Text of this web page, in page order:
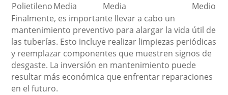
PolietilenoMedia Media
Medio
Finalmente, es importante llevar a cabo un
mantenimiento preventivo para alargar la vida útil de
las tuberías. Esto incluye realizar limpiezas periódicas
y reemplazar componentes que muestren signos de
desgaste. La inversión en mantenimiento puede
resultar más económica que enfrentar reparaciones
en el futuro.